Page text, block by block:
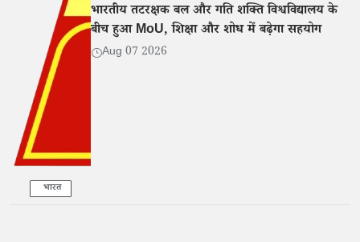
भारत
भारतीय तटरक्षक बल और गति शक्ति विश्वविद्यालय के
बीच हुआ MoU, शिक्षा और शोध में बढ़ेगा सहयोग
Aug 07 2026